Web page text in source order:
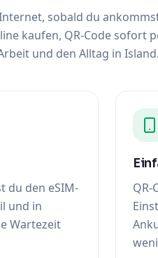
sobald du
kaufen, QR-Code sofort
und den Alltag in Island.
du den eSIM-
und in
Wartezeit
QR-